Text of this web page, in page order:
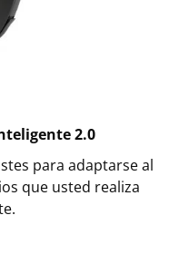
2.0
para adaptarse al
que usted realiza